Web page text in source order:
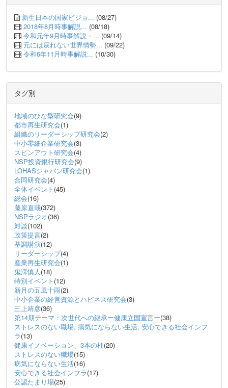
新生日本の国家ビジョ... (08/27)
2018年8月時事解説... (08/18)
令和元年9月時事解説・... (09/14)
元には戻れない世界情勢... (09/22)
令和6年11月時事解説... (10/30)
タグ別
地域のひな型研究会(9)
都市再生研究会(1)
組織のリーダーシップ研究会(2)
中小零細企業研究会(3)
スピンアウト研究会(4)
NSP投資銀行研究会(9)
LOHASジャパン研究会(1)
合同研究会(4)
全体イベント (45)
総会(16)
藤原直哉(372)
NSPラジオ(36)
対談(102)
政策提言(2)
基調講演(12)
リーダーシップ(4)
産業再生研究会(1)
鬼澤慎人(18)
特別イベント (12)
新月の五風十雨(2)
中小企業の経営資源とハピネス研究会(3)
三上靖彦(36)
第14期テーマ：次世代への継承ー健康立国宣言ー(38)
ストレスのない職場, 病気にならない生活, 安心できる社会インフ
ラ(13)
健康イノベーション、3本の柱(20)
ストレスのない職場(15)
病気にならない生活(16)
安心できる社会インフラ(17)
公認たまり場(25)